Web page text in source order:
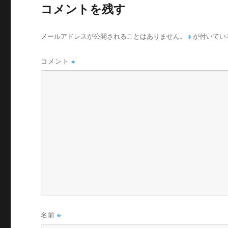
コメントを残す
メールアドレスが公開されることはありません。 ※ が付いて
コメント※
名前※